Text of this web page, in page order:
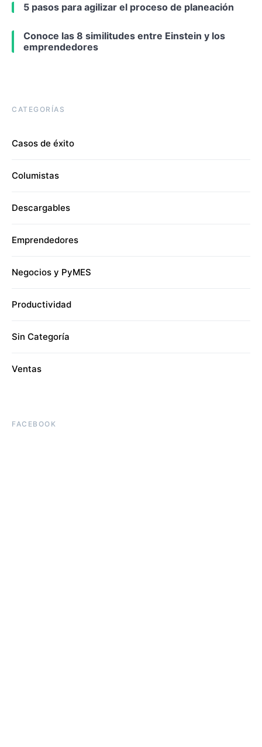
5 pasos para agilizar el proceso de planeación
Conoce las 8 similitudes entre Einstein y los
emprendedores
CATEGORÍAS
Casos de éxito
Columistas
Descargables
Emprendedores
Negocios y PyMES
Productividad
Sin Categoría
Ventas
FACEBOOK